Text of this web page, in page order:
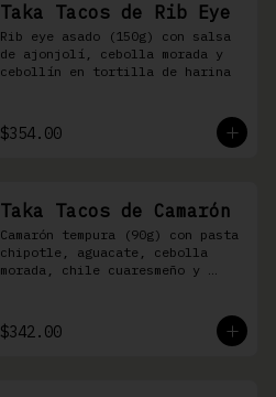
Taka Tacos de Rib Eye
Rib eye asado (150g) con salsa
de ajonjolí, cebolla morada y
cebollín en tortilla de harina
$354.00
Taka Tacos de Camarón
Camarón tempura (90g) con pasta
chipotle, aguacate, cebolla
morada, chile cuaresmeño y
$342.00